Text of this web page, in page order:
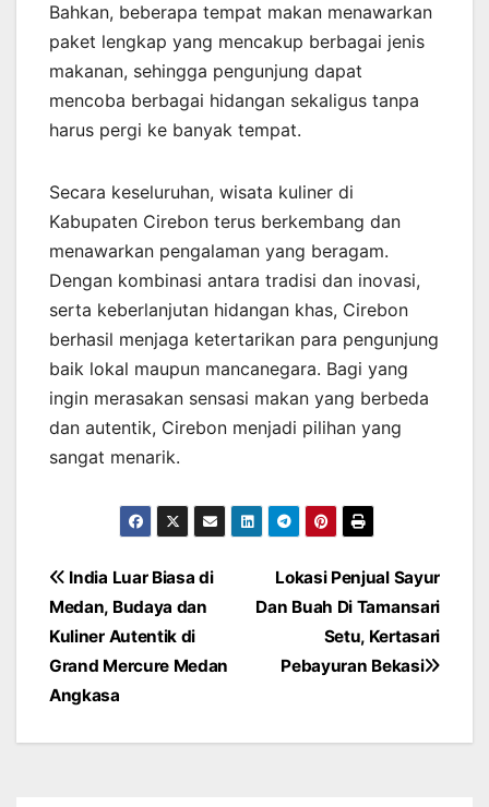
Bahkan, beberapa tempat makan menawarkan
paket lengkap yang mencakup berbagai jenis
makanan, sehingga pengunjung dapat
mencoba berbagai hidangan sekaligus tanpa
harus pergi ke banyak tempat.
Secara keseluruhan, wisata kuliner di
Kabupaten Cirebon terus berkembang dan
menawarkan pengalaman yang beragam.
Dengan kombinasi antara tradisi dan inovasi,
serta keberlanjutan hidangan khas, Cirebon
berhasil menjaga ketertarikan para pengunjung
baik lokal maupun mancanegara. Bagi yang
ingin merasakan sensasi makan yang berbeda
dan autentik, Cirebon menjadi pilihan yang
sangat menarik.
Post
navigation
Lokasi Penjual Sayur
Dan Buah Di Tamansari
Setu, Kertasari
Pebayuran Bekasi
India Luar Biasa di
Medan, Budaya dan
Kuliner Autentik di
Grand Mercure Medan
Angkasa